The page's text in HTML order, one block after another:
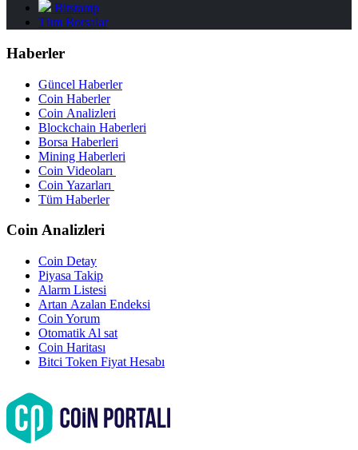
Bitstamp
Tüm Borsalar
Haberler
Güncel Haberler
Coin Haberler
Coin Analizleri
Blockchain Haberleri
Borsa Haberleri
Mining Haberleri
Coin Videoları
Coin Yazarları
Tüm Haberler
Coin Analizleri
Coin Detay
Piyasa Takip
Alarm Listesi
Artan Azalan Endeksi
Coin Yorum
Otomatik Al sat
Coin Haritası
Bitci Token Fiyat Hesabı